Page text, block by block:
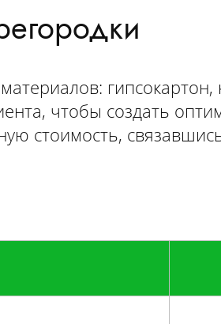
гипсокартон,
чтобы создать
стоимость,